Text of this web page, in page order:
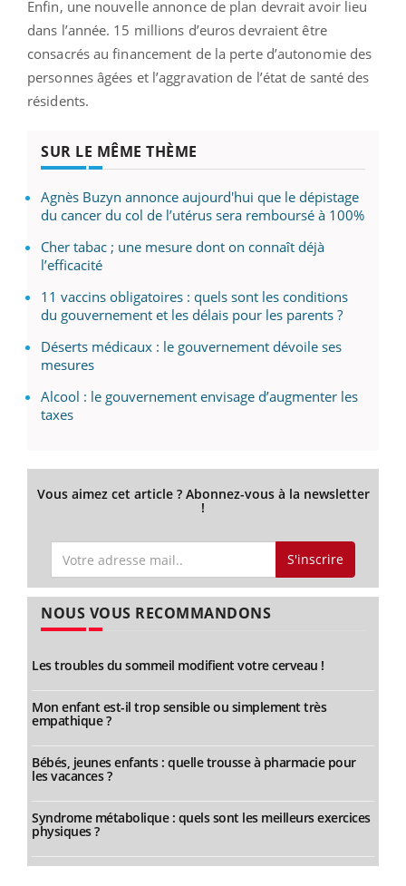
Enfin, une nouvelle annonce de plan devrait avoir lieu
dans l’année. 15 millions d’euros devraient être
consacrés au financement de la perte d’autonomie des
personnes âgées et l’aggravation de l’état de santé des
résidents.
SUR LE MÊME THÈME
Agnès Buzyn annonce aujourd'hui que le dépistage
du cancer du col de l’utérus sera remboursé à 100%
Cher tabac ; une mesure dont on connaît déjà
l’efficacité
11 vaccins obligatoires : quels sont les conditions
du gouvernement et les délais pour les parents ?
Déserts médicaux : le gouvernement dévoile ses
mesures
Alcool : le gouvernement envisage d’augmenter les
taxes
Vous aimez cet article ? Abonnez-vous à la newsletter
!
S'inscrire
NOUS VOUS RECOMMANDONS
Les troubles du sommeil modifient votre cerveau !
Mon enfant est-il trop sensible ou simplement très
empathique ?
Bébés, jeunes enfants : quelle trousse à pharmacie pour
les vacances ?
Syndrome métabolique : quels sont les meilleurs exercices
physiques ?